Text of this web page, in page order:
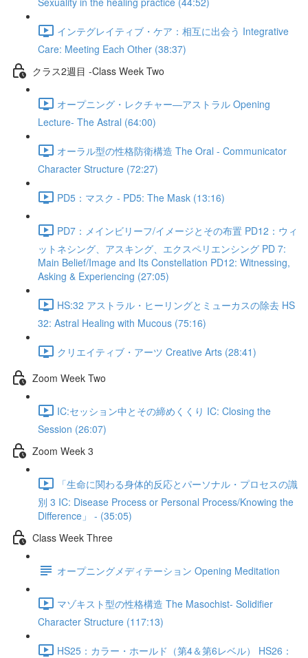
インテグレイティブ・ケア：相互に出会う Integrative
Care: Meeting Each Other (38:37)
クラス2週目 -Class Week Two
オープニング・レクチャー―アストラル Opening
Lecture- The Astral (64:00)
オーラル型の性格防衛構造 The Oral - Communicator
Character Structure (72:27)
PD5：マスク - PD5: The Mask (13:16)
PD7：メインビリーフ/イメージとその布置 PD12：ウィ
ットネシング、アスキング、エクスペリエンシング PD 7:
Main Belief/Image and Its Constellation PD12: Witnessing,
Asking & Experiencing (27:05)
HS:32 アストラル・ヒーリングとミューカスの除去 HS
32: Astral Healing with Mucous (75:16)
クリエイティブ・アーツ Creative Arts (28:41)
Zoom Week Two
IC:セッション中とその締めくくり IC: Closing the
Session (26:07)
Zoom Week 3
「生命に関わる身体的反応とパーソナル・プロセスの識
別 3 IC: Disease Process or Personal Process/Knowing the
Difference」 - (35:05)
Class Week Three
オープニングメディテーション Opening Meditation
マゾキスト型の性格構造 The Masochist- Solidifier
Character Structure (117:13)
HS25：カラー・ホールド（第4＆第6レベル） HS26：